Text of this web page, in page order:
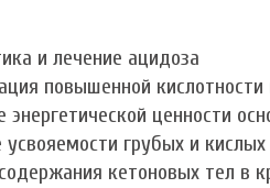
и лечение ацидоза
повышенной кислотности
ценности
грубых и
кетоновых тел в